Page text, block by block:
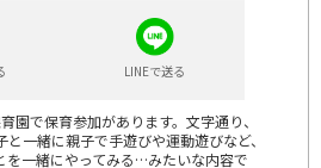
LINEで送る
園で保育参加があります。文字通り、
と一緒に親子で手遊びや運動遊びなど、
を一緒にやってみる…みたいな内容で